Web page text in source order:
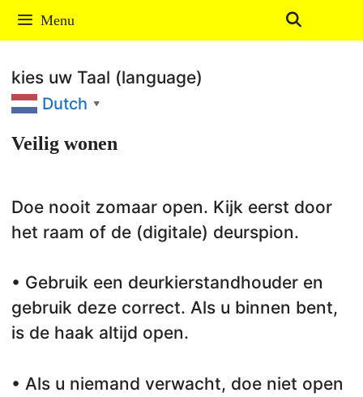
Ga
naar
inhoud
Menu
kies uw Taal (language)
Dutch ▼
Veilig wonen
Doe nooit zomaar open. Kijk eerst door
het raam of de (digitale) deurspion.
• Gebruik een deurkierstandhouder en
gebruik deze correct. Als u binnen bent,
is de haak altijd open.
• Als u niemand verwacht, doe niet open